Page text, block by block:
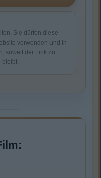
Sie dürfen diese
verwenden und in
soweit der Link zu
bleibt.